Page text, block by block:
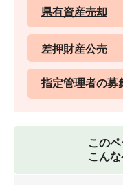
県有資産売却
差押財産公売
指定管理者の募
この
こん